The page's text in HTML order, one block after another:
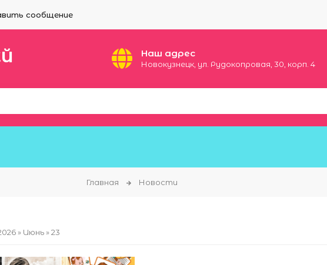
сообщение
Наш адрес
Новокузнецк, ул. Рудокопровая, 30, корп. 4
Главная Новости
» Июнь »23